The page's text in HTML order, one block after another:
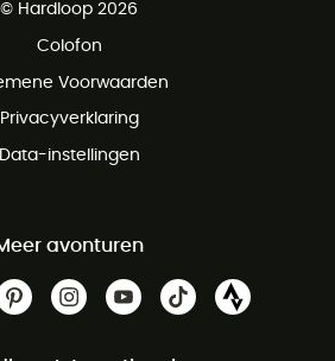
100 dagen
© Hardloop 2026
Colofon
Voorwaarden
Privacyverklaring
Data-instellingen
avonturen